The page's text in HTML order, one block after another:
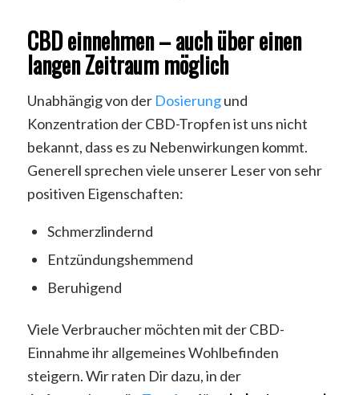
CBD einnehmen – auch über einen
langen Zeitraum möglich
Unabhängig von der Dosierungund
Konzentration der CBD-Tropfen ist uns nicht
bekannt, dass es zu Nebenwirkungen kommt.
Generell sprechen viele unserer Leser von sehr
positiven Eigenschaften:
Schmerzlindernd
Entzündungshemmend
Beruhigend
Viele Verbraucher möchten mit der CBD-
Einnahme ihr allgemeines Wohlbefinden
steigern. Wir raten Dir dazu, in der